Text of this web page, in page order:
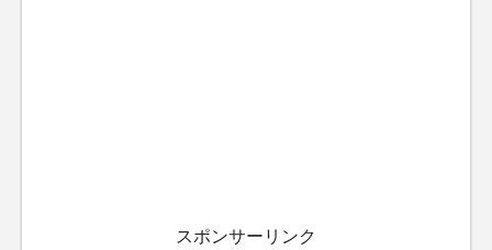
スポンサーリンク